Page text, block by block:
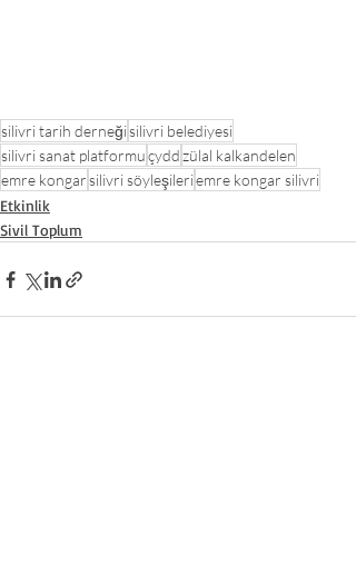
silivri tarih derneğisilivri belediyesi
silivri sanat platformuçyddzülal kalkandelen
emre kongarsilivri söyleşileriemre kongar silivri
Etkinlik
Sivil Toplum